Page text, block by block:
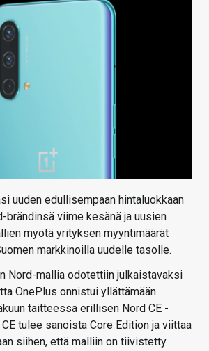
uuden edullisempaan hintaluokkaan
brändinsä viime kesänä ja uusien
myötä yrityksen myyntimäärät
markkinoilla uudelle tasolle.
Nord-mallia odotettiin julkaistavaksi
OnePlus onnistui yllättämään
taitteessa erillisen Nord CE -
tulee sanoista Core Edition ja viittaa
siihen, että malliin on tiivistetty